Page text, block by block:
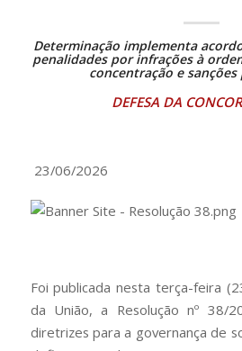
Determinação implementa
penalidades por infrações à
concentração e sanções
DEFESA DA
23/06/2026
Foi publicada nesta terça-feira
da União, a Resolução nº 38/
diretrizes para a governança de